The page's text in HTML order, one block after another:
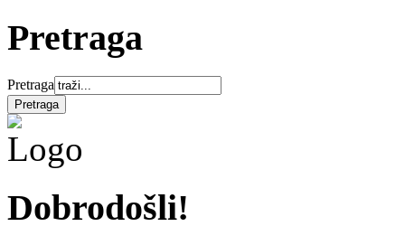
Pretraga
Pretraga
Dobrodošli!